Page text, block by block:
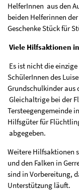
HelferInnen aus den
beiden Helferinnen
Geschenke Stück für
Viele Hilfsaktionen
Es ist nicht die
SchülerInnen des
Grundschulkinder aus
Gleichaltrige bei der
Tersteegengemeinde
Hilfsgüter für
abgegeben.
Weitere Hilfsaktionen
und den Falken in
sind in Vorbereitung,
Unterstützung läuft.